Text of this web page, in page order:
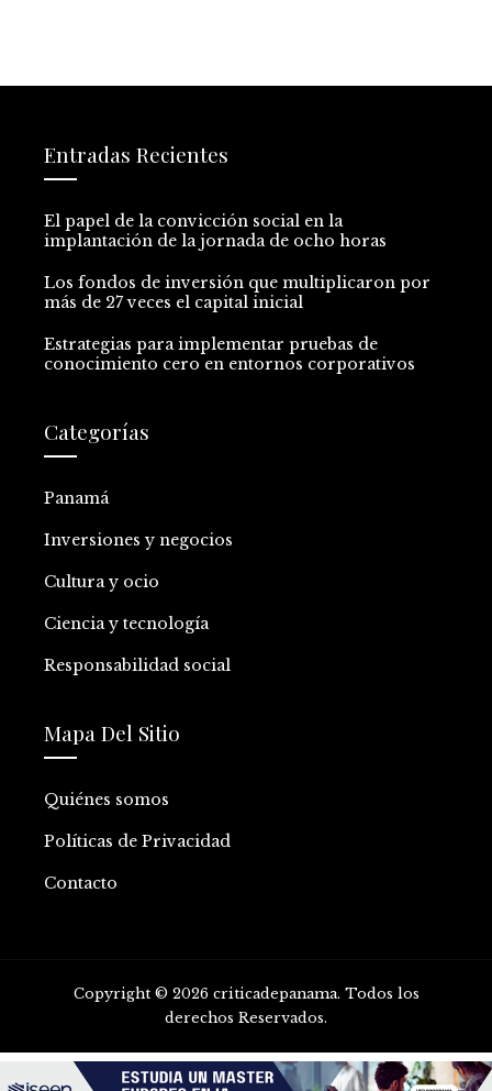
Entradas Recientes
El papel de la convicción social en la
implantación de la jornada de ocho horas
Los fondos de inversión que multiplicaron por
más de 27 veces el capital inicial
Estrategias para implementar pruebas de
conocimiento cero en entornos corporativos
Categorías
Panamá
Inversiones y negocios
Cultura y ocio
Ciencia y tecnología
Responsabilidad social
Mapa Del Sitio
Quiénes somos
Políticas de Privacidad
Contacto
Copyright © 2026 criticadepanama. Todos los
derechos Reservados.